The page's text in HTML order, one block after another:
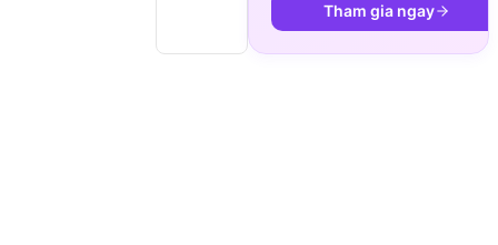
Tham gia ngay